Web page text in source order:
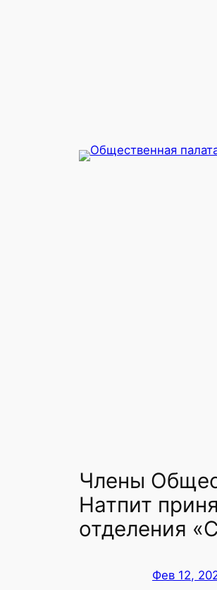
Члены
Натпит
отделения
Фев 12,